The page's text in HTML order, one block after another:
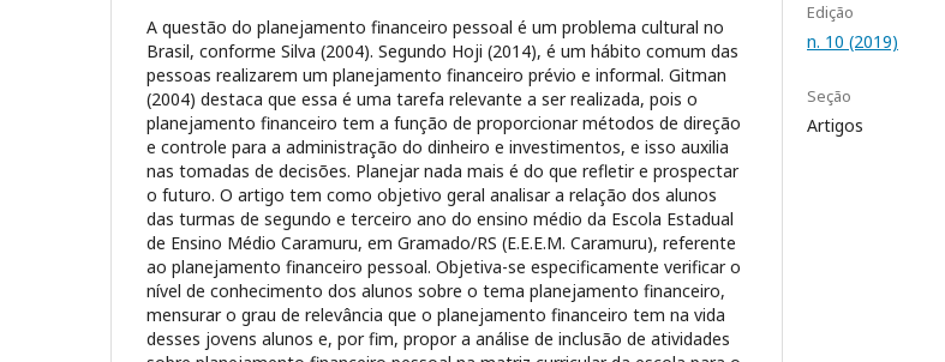
A questão do planejamento financeiro pessoal é um problema cultural no
Brasil, conforme Silva (2004). Segundo Hoji (2014), é um hábito comum das
pessoas realizarem um planejamento financeiro prévio e informal. Gitman
(2004) destaca que essa é uma tarefa relevante a ser realizada, pois o
planejamento financeiro tem a função de proporcionar métodos de direção
e controle para a administração do dinheiro e investimentos, e isso auxilia
nas tomadas de decisões. Planejar nada mais é do que refletir e prospectar
o futuro. O artigo tem como objetivo geral analisar a relação dos alunos
das turmas de segundo e terceiro ano do ensino médio da Escola Estadual
de Ensino Médio Caramuru, em Gramado/RS (E.E.E.M. Caramuru), referente
ao planejamento financeiro pessoal. Objetiva-se especificamente verificar o
nível de conhecimento dos alunos sobre o tema planejamento financeiro,
mensurar o grau de relevância que o planejamento financeiro tem na vida
desses jovens alunos e, por fim, propor a análise de inclusão de atividades
Edição
n. 10 (2019)
Seção
Artigos